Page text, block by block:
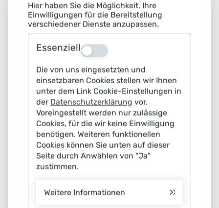
Hier haben Sie die Möglichkeit, Ihre
Einwilligungen für die Bereitstellung
verschiedener Dienste anzupassen.
Essenziell Aus
Die von uns eingesetzten und
einsetzbaren Cookies stellen wir Ihnen
unter dem Link Cookie-Einstellungen in
der Datenschutzerklärung vor.
Voreingestellt werden nur zulässige
Cookies, für die wir keine Einwilligung
benötigen. Weiteren funktionellen
Cookies können Sie unten auf dieser
Seite durch Anwählen von "Ja"
zustimmen.
Weitere Informationen